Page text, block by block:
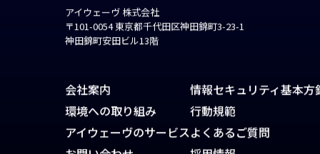
アイウェーヴ 株式会社
〒101-0054 東京都千代田区神田錦町3-23-1
神田錦町安田ビル13階
会社案内
環境への取り組み
アイウェーヴのサービス
情報セキュリティ基本方
行動規範
よくあるご質問